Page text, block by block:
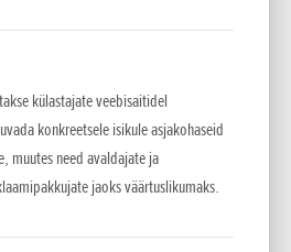
külastajate veebisaitidel
konkreetsele isikule asjakohaseid
muutes need avaldajate ja
jaoks väärtuslikumaks.